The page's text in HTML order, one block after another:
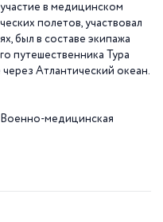
в медицинском
полетов, участвовал
был в составе экипажа
путешественника Тура
Атлантический океан.
медицинская